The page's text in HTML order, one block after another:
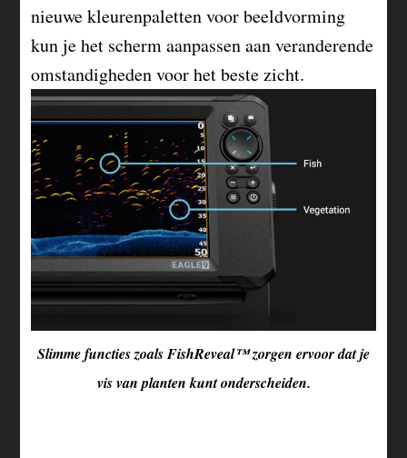
nieuwe kleurenpaletten voor beeldvorming
kun je het scherm aanpassen aan veranderende
omstandigheden voor het beste zicht.
Slimme functies zoals FishReveal™ zorgen ervoor dat je
vis van planten kunt onderscheiden.